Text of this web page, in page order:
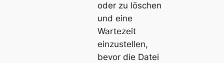
oder zu löschen
und eine
Wartezeit
einzustellen,
bevor die Datei